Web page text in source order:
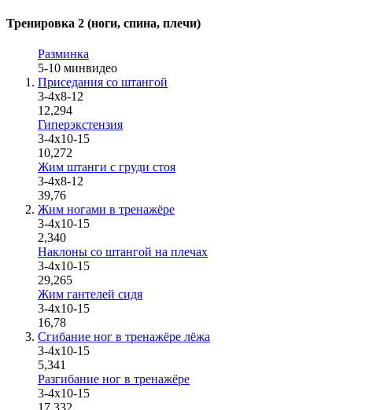
Тренировка 2 (ноги, спина, плечи)
Разминка
5-10 минвидео
Приседания со штангой
3-4х8-12
12,294
Гиперэкстензия
3-4х10-15
10,272
Жим штанги с груди стоя
3-4x8-12
39,76
Жим ногами в тренажёре
3-4х10-15
2,340
Наклоны со штангой на плечах
3-4х10-15
29,265
Жим гантелей сидя
3-4х10-15
16,78
Сгибание ног в тренажёре лёжа
3-4х10-15
5,341
Разгибание ног в тренажёре
3-4х10-15
17,332